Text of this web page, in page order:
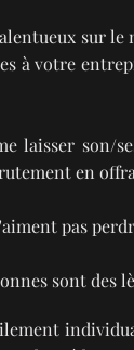
sur
à votre
laisser son/
en
pas
sont des